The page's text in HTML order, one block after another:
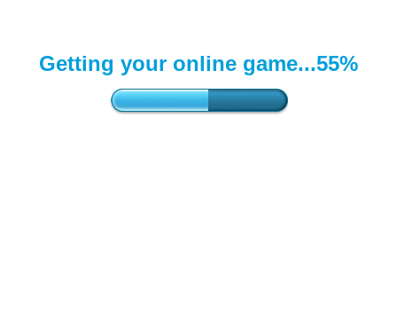
Getting your online game...58%